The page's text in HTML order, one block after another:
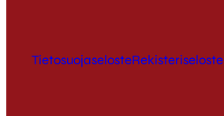
TietosuojaselosteRekisteriseloste